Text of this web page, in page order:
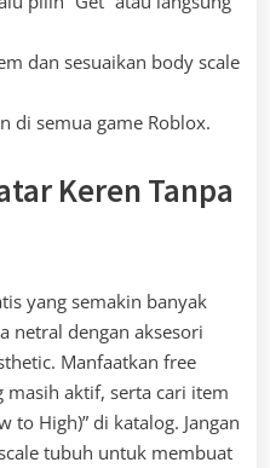
dan sesuaikan body scale
di semua game Roblox.
Keren Tanpa
yang semakin banyak
netral dengan aksesori
Manfaatkan free
masih aktif, serta cari item
to High)” di katalog. Jangan
tubuh untuk membuat